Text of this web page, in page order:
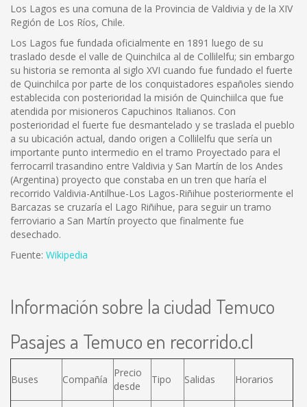
Los Lagos es una comuna de la Provincia de Valdivia y de la XIV
Región de Los Ríos, Chile.
Los Lagos fue fundada oficialmente en 1891 luego de su
traslado desde el valle de Quinchilca al de Collilelfu; sin embargo
su historia se remonta al siglo XVI cuando fue fundado el fuerte
de Quinchilca por parte de los conquistadores españoles siendo
establecida con posterioridad la misión de Quinchiilca que fue
atendida por misioneros Capuchinos Italianos. Con
posterioridad el fuerte fue desmantelado y se traslada el pueblo
a su ubicación actual, dando origen a Collilelfu que sería un
importante punto intermedio en el tramo Proyectado para el
ferrocarril trasandino entre Valdivia y San Martín de los Andes
(Argentina) proyecto que constaba en un tren que haría el
recorrido Valdivia-Antilhue-Los Lagos-Riñihue posteriormente el
Barcazas se cruzaría el Lago Riñihue, para seguir un tramo
ferroviario a San Martín proyecto que finalmente fue
desechado.
Fuente: Wikipedia
Información sobre la ciudad Temuco
Pasajes a Temuco en recorrido.cl
Buses Compañía
Precio
desde
Tipo Salidas Horarios